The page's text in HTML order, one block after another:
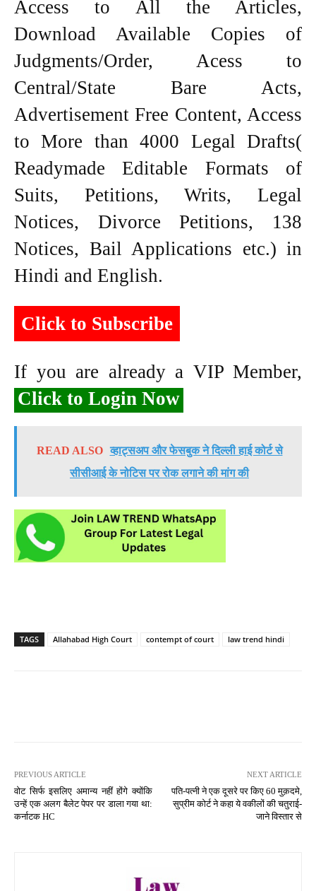
Access to All the Articles,
Download Available Copies of
Judgments/Order, Acess to
Central/State Bare Acts,
Advertisement Free Content, Access
to More than 4000 Legal Drafts(
Readymade Editable Formats of
Suits, Petitions, Writs, Legal
Notices, Divorce Petitions, 138
Notices, Bail Applications etc.) in
Hindi and English.
Click to Subscribe
If you are already a VIP Member,
Click to Login Now
READ ALSO व्हाट्सअप और फेसबुक ने दिल्ली हाई कोर्ट से
सीसीआई के नोटिस पर रोक लगाने की मांग की
TAGS Allahabad High Court contempt of court law trend hindi
PREVIOUS ARTICLE
वोट सिर्फ इसलिए अमान्य नहीं होंगे क्योंकि
उन्हें एक अलग बैलेट पेपर पर डाला गया था:
कर्नाटक HC
NEXT ARTICLE
पति-पत्नी ने एक दूसरे पर किए 60 मुक़दमे,
सुप्रीम कोर्ट ने कहा ये वकीलों की चतुराई-
जाने विस्तार से